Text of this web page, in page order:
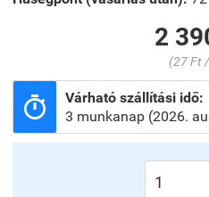
2
(27 Ft

Várható szállítási idő:
3 munkanap (2026.